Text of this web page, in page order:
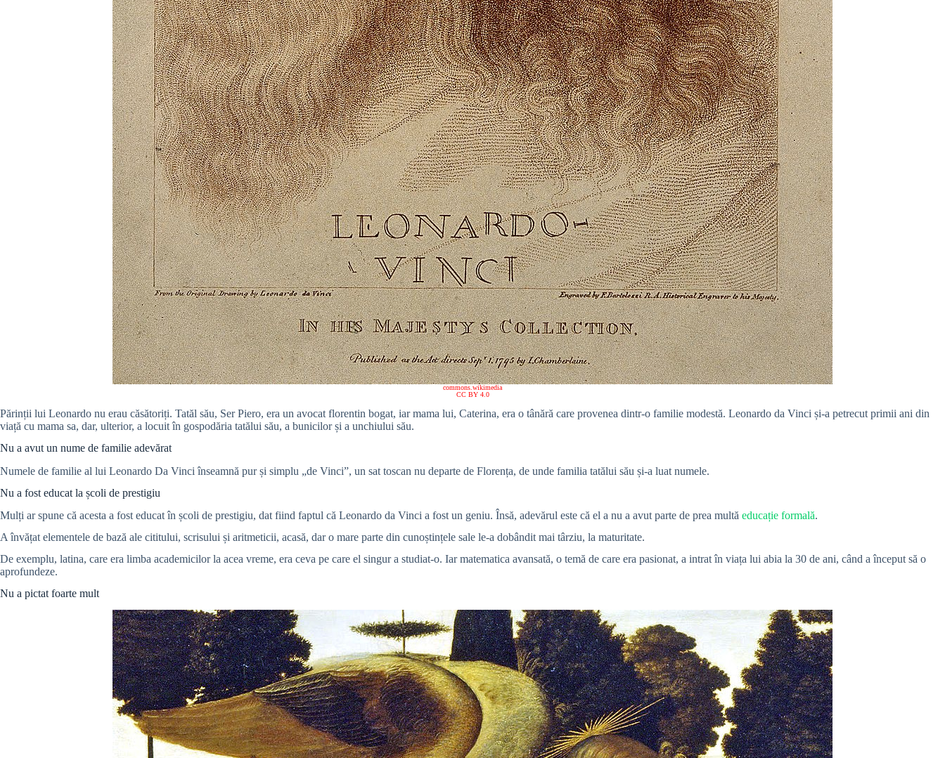
commons.wikimedia
CC BY 4.0
Părinții lui Leonardo nu erau căsătoriți. Tatăl său, Ser Piero, era un avocat florentin bogat, iar mama lui, Caterina, era o tânără care provenea dintr-o familie modestă. Leonardo da Vinci și-a petrecut primii ani din
viață cu mama sa, dar, ulterior, a locuit în gospodăria tatălui său, a bunicilor și a unchiului său.
Nu a avut un nume de familie adevărat
Numele de familie al lui Leonardo Da Vinci înseamnă pur și simplu „de Vinci”, un sat toscan nu departe de Florența, de unde familia tatălui său și-a luat numele.
Nu a fost educat la școli de prestigiu
Mulți ar spune că acesta a fost educat în școli de prestigiu, dat fiind faptul că Leonardo da Vinci a fost un geniu. Însă, adevărul este că el a nu a avut parte de prea multă educație formală.
A învățat elementele de bază ale cititului, scrisului și aritmeticii, acasă, dar o mare parte din cunoștințele sale le-a dobândit mai târziu, la maturitate.
De exemplu, latina, care era limba academicilor la acea vreme, era ceva pe care el singur a studiat-o. Iar matematica avansată, o temă de care era pasionat, a intrat în viața lui abia la 30 de ani, când a început să o
aprofundeze.
Nu a pictat foarte mult